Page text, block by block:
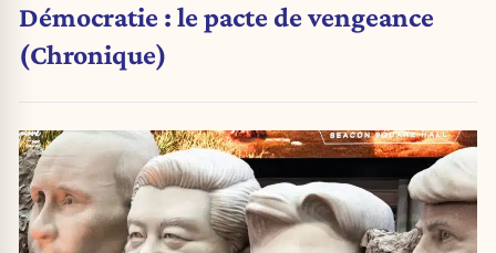
Démocratie : le pacte de vengeance
(Chronique)